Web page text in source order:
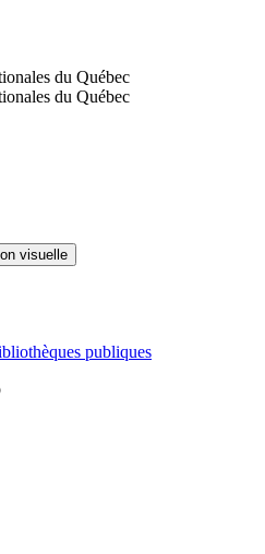
visuelle
publiques